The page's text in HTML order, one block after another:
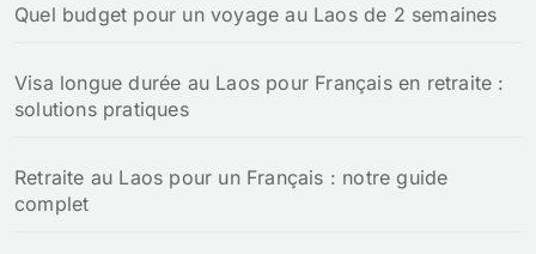
Quel budget pour un voyage au Laos de 2 semaines
Visa longue durée au Laos pour Français en retraite :
solutions pratiques
Retraite au Laos pour un Français : notre guide
complet